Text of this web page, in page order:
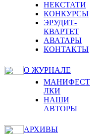
НЕКСТАТИ
КОНКУРСЫ
ЭРУДИТ-
КВАРТЕТ
АВАТАРЫ
КОНТАКТЫ
О ЖУРНАЛЕ
МАНИФЕСТ
ЛКИ
НАШИ
АВТОРЫ
АРХИВЫ